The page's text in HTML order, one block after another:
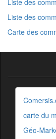
Liste des
Carte des
carte du
Géo-